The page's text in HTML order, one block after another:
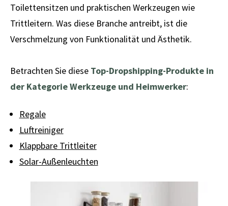
Toilettensitzen und praktischen Werkzeugen wie
Trittleitern. Was diese Branche antreibt, ist die
Verschmelzung von Funktionalität und Ästhetik.
Betrachten Sie diese Top-Dropshipping-Produkte in
der Kategorie Werkzeuge und Heimwerker:
Regale
Luftreiniger
Klappbare Trittleiter
Solar-Außenleuchten